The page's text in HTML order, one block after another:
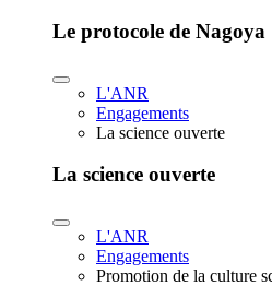
Le protocole de Nagoya
L'ANR
Engagements
La science ouverte
La science ouverte
L'ANR
Engagements
Promotion de la culture